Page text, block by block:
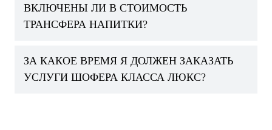
ВКЛЮЧЕНЫ ЛИ В СТОИМОСТЬ
ТРАНСФЕРА НАПИТКИ?
ЗА КАКОЕ ВРЕМЯ Я ДОЛЖЕН ЗАКАЗАТЬ
УСЛУГИ ШОФЕРА КЛАССА ЛЮКС?